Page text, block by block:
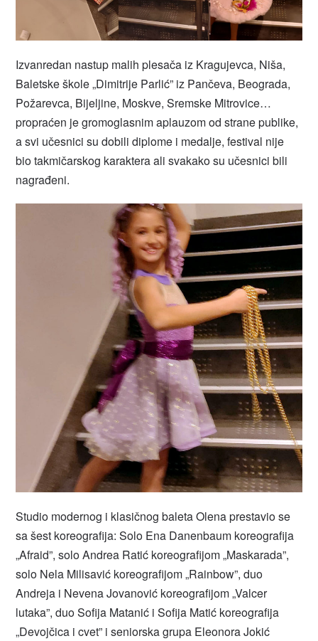
Izvanredan nastup malih plesača iz Kragujevca, Niša,
Baletske škole „Dimitrije Parlić” iz Pančeva, Beograda,
Požarevca, Bijeljine, Moskve, Sremske Mitrovice…
propraćen je gromoglasnim aplauzom od strane publike,
a svi učesnici su dobili diplome i medalje, festival nije
bio takmičarskog karaktera ali svakako su učesnici bili
nagrađeni.
Studio modernog i klasičnog baleta Olena prestavio se
sa šest koreografija: Solo Ena Danenbaum koreografija
„Afraid”, solo Andrea Ratić koreografijom „Maskarada”,
solo Nela Milisavić koreografijom „Rainbow”, duo
Andreja i Nevena Jovanović koreografijom „Valcer
lutaka”, duo Sofija Matanić i Sofija Matić koreografija
„Devojčica i cvet” i seniorska grupa Eleonora Jokić